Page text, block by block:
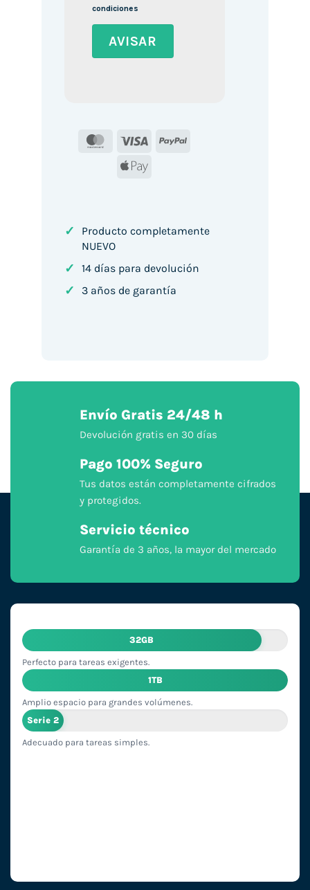
condiciones
MasterCard
Visa
PayPal
Apple
✓
Producto completamente
NUEVO
✓ 14 días para devolución
✓ 3 años de garantía
Envío Gratis 24/48 h
Devolución gratis en 30 días
Pago 100% Seguro
Tus datos están completamente cifrados
y protegidos.
Servicio técnico
Garantía de 3 años, la mayor del mercado
32GB
Perfecto para tareas exigentes.
1TB
Amplio espacio para grandes volúmenes.
Serie 2
Adecuado para tareas simples.